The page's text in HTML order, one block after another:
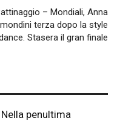
– Mondiali, Anna
terza dopo la style
Stasera il gran finale
penultima